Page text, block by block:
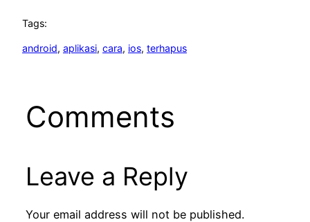
Tags:
android, aplikasi, cara, ios, terhapus
Comments
Leave a Reply
Your email address will not be published.